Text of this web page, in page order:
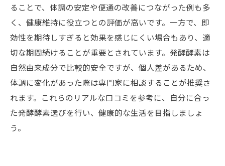
ることで、体調の安定や便通の改善につながった例も多
く、健康維持に役立つとの評価が高いです。一方で、即
効性を期待しすぎると効果を感じにくい場合もあり、適
切な期間続けることが重要とされています。発酵酵素は
自然由来成分で比較的安全ですが、個人差があるため、
体調に変化があった際は専門家に相談することが推奨さ
れます。これらのリアルな口コミを参考に、自分に合っ
た発酵酵素選びを行い、健康的な生活を目指しましょ
う。